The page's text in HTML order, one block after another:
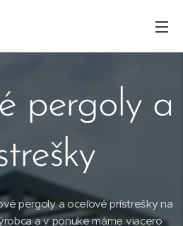
pergoly a
pergoly a oceľové prístrešky na
a v ponuke máme viacero